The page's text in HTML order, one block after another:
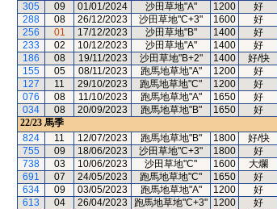
305
09 01/01/2024 沙田草地"A" 1200 好
288
08 26/12/2023 沙田草地"C+3" 1600 好
256
01 17/12/2023 沙田草地"B" 1400 好
233
02 10/12/2023 沙田草地"A" 1400 好
186
08 19/11/2023 沙田草地"B+2" 1400 好/快
155
05 08/11/2023 跑馬地草地"A" 1200 好
127
11 29/10/2023 跑馬地草地"C" 1200 好
076
08 11/10/2023 跑馬地草地"A" 1650 好
034
08 20/09/2023 跑馬地草地"B" 1650 好
22/23 馬季
824
11 12/07/2023 跑馬地草地"B" 1800 好/快
755
09 18/06/2023 沙田草地"C+3" 1800 好
738
03 10/06/2023 沙田草地"C" 1600 大爛
691
07 24/05/2023 跑馬地草地"C" 1650 好
634
09 03/05/2023 跑馬地草地"A" 1200 好
613
04 26/04/2023 跑馬地草地"C+3" 1200 好